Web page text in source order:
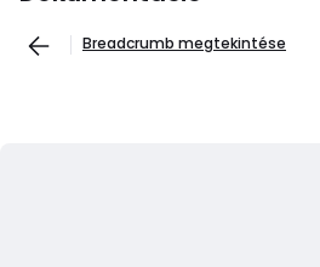
Breadcrumb megtekintése